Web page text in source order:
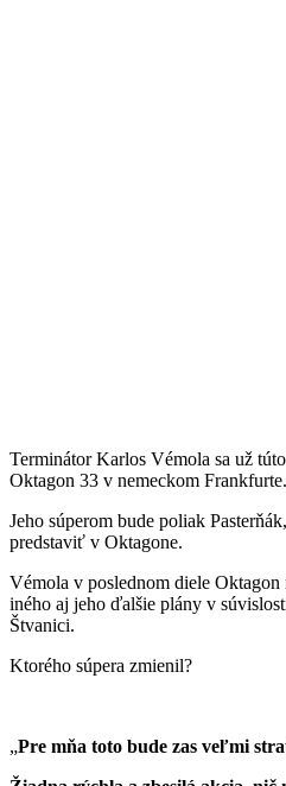
Terminátor Karlos Vémola sa už
Oktagon 33 v nemeckom Frankfurte.
Jeho súperom bude poliak
predstaviť v Oktagone.
Vémola v poslednom diele
iného aj jeho ďalšie plány v
Štvanici.
Ktorého súpera zmienil?
„Pre mňa toto bude zas veľmi